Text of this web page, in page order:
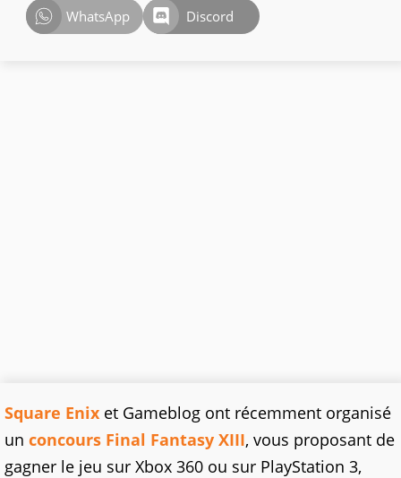
WhatsApp
Discord
Square Enix et Gameblog ont récemment organisé
un concours Final Fantasy XIII, vous proposant de
gagner le jeu sur Xbox 360 ou sur PlayStation 3,